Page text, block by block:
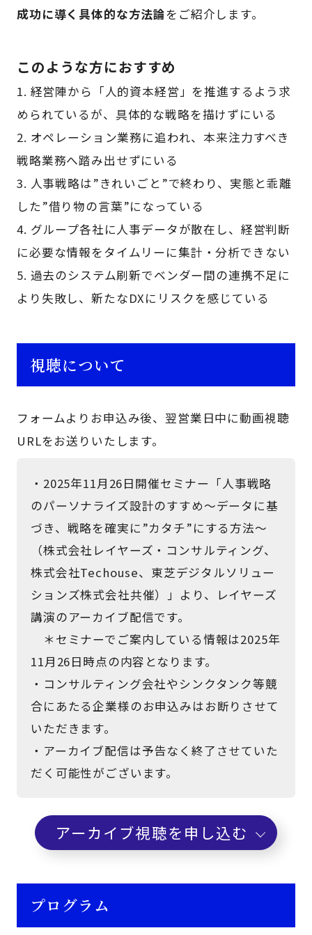
成功に導く具体的な方法論をご紹介します。
このような方におすすめ
1. 経営陣から「人的資本経営」を推進するよう求
められているが、具体的な戦略を描けずにいる
2. オペレーション業務に追われ、本来注力すべき
戦略業務へ踏み出せずにいる
3. 人事戦略は”きれいごと”で終わり、実態と乖離
した”借り物の言葉”になっている
4. グループ各社に人事データが散在し、経営判断
に必要な情報をタイムリーに集計・分析できない
5. 過去のシステム刷新でベンダー間の連携不足に
より失敗し、新たなDXにリスクを感じている
視聴について
フォームよりお申込み後、翌営業日中に動画視聴
URLをお送りいたします。
・2025年11月26日開催セミナー「人事戦略
のパーソナライズ設計のすすめ～データに基
づき、戦略を確実に”カタチ”にする方法～
（株式会社レイヤーズ・コンサルティング、
株式会社Techouse、東芝デジタルソリュー
ションズ株式会社共催）」より、レイヤーズ
講演のアーカイブ配信です。
＊セミナーでご案内している情報は2025年
11月26日時点の内容となります。
・コンサルティング会社やシンクタンク等競
合にあたる企業様のお申込みはお断りさせて
いただきます。
・アーカイブ配信は予告なく終了させていた
だく可能性がございます。
アーカイブ視聴を申し込む
プログラム